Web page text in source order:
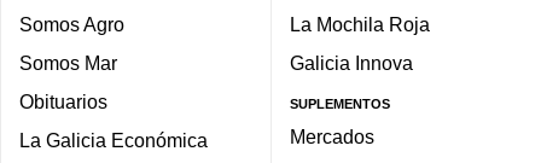
Somos Agro
Somos Mar
Obituarios
La Galicia Económica
La Mochila Roja
Galicia Innova
SUPLEMENTOS
Mercados